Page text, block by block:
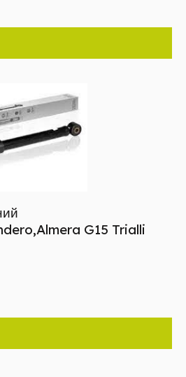
G15 Trialli